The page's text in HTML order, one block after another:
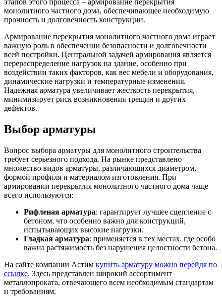
AISI
Трубы
перфорированные
Трубы
нержавеющие
бесшовные
алюминиевый
Фольга
алюминиевая
Чушка
алюминиевая
Швеллер
алюминиевый
Шина
алюминиевая
Шестигранник
латунный
Лента
латунная
Лист
латунный
Труба
медная
Круг
медный
(пруток)
Лента
Лист
медный
Труба
стальные
Тройники
Хомуты
стальные
Крепеж
шуруп-
шпилька
Опоры
стальные
Ванны и
резьбовые
латунные
резьбовые
стальные
резьбовые
Хомуты
монолитного частного дома, обеспечивающее необходимую
прочность и долговечность конструкции.
Армирование перекрытия монолитного частного дома играет
важную роль в обеспечении безопасности и долговечности
всей постройки. Центральной задачей армирования является
перераспределение нагрузок на здание, особенно при
воздействии таких факторов, как вес мебели и оборудования,
динамические нагрузки и температурные изменения.
Надежная арматура увеличивает жесткость перекрытия,
минимизирует риск возникновения трещин и других
дефектов.
Выбор арматуры
Вопрос выбора арматуры для монолитного строительства
требует серьезного подхода. На рынке представлено
множество видов арматуры, различающихся диаметром,
формой профиля и материалом изготовления. При
армировании перекрытия монолитного частного дома чаще
всего используются:
Рифленая арматура: гарантирует лучшее сцепление с
бетоном, что особенно важно для конструкций,
испытывающих высокие нагрузки.
Гладкая арматура: применяется в тех местах, где особо
важна растяжимость без нарушения целостности бетона.
На сайте компании Астим купить арматуру можно перейдя по
ссылке. Здесь представлен широкий ассортимент
металлопроката, отвечающего всем необходимым стандартам
и требованиям.